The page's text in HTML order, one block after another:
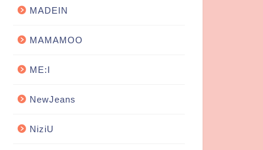
MADEIN
MAMAMOO
ME:I
NewJeans
NiziU